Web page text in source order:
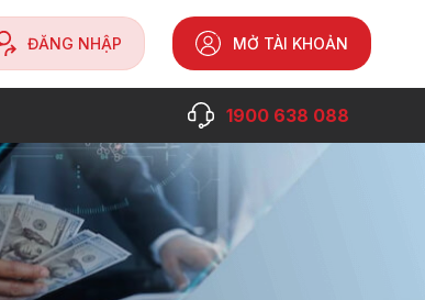
ĐĂNG NHẬP MỞ TÀI KHOẢN
1900 638 088